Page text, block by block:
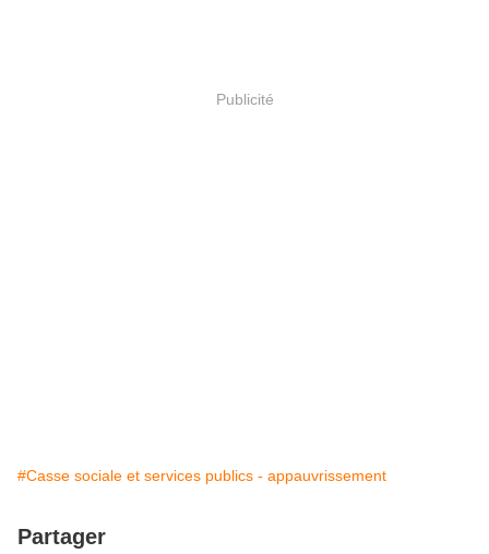
Publicité
#Casse sociale et services publics - appauvrissement
Partager